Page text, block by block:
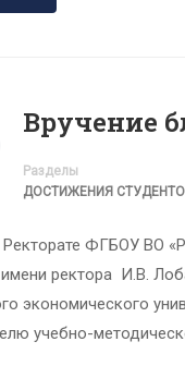
Вручение
Разделы
ДОСТИЖЕНИЯ
Ректорате ФГБОУ ВО
ректора И.В.
экономического
учебно-